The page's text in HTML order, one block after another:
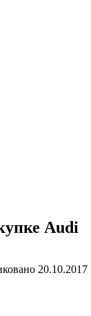
Audi
20.10.2017